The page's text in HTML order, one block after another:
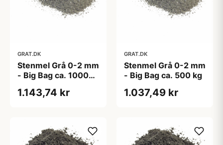
GRAT.DK
Stenmel Grå 0-2 mm
- Big Bag ca. 1000
1.143,74 kr
GRAT.DK
Stenmel Grå 0-2 mm
- Big Bag ca. 500 kg
1.037,49 kr